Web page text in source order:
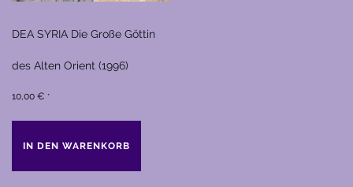
DEA SYRIA Die Große Göttin
des Alten Orient (1996)
10,00 € *
IN DEN WARENKORB